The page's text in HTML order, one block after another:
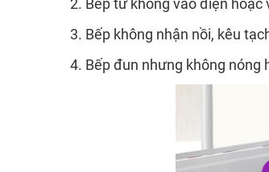
2. Bếp từ không vào điện
3. Bếp không nhận nồi, kêu
4. Bếp đun nhưng không nóng